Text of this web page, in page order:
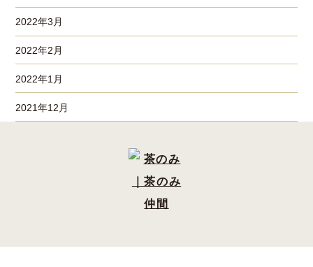
2022年3月
2022年2月
2022年1月
2021年12月